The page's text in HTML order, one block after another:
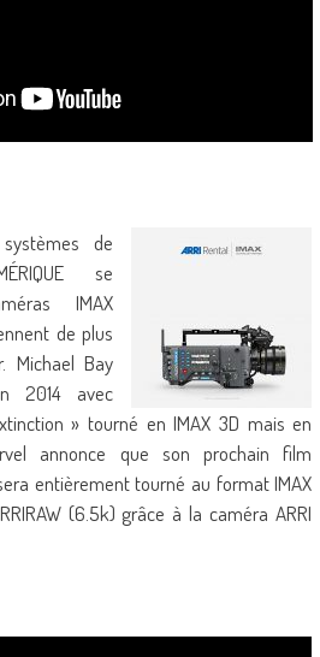
de
se
IMAX
de plus
Michael Bay
2014 avec
» tourné en IMAX 3D mais en
annonce que son prochain film
entièrement tourné au format IMAX
(6.5k) grâce à la caméra ARRI